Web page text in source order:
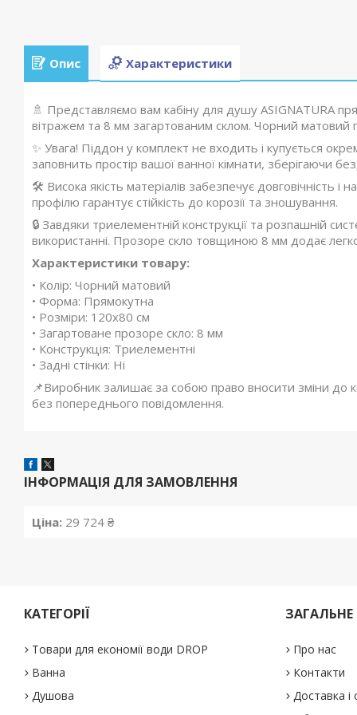
Опис Характеристики
🚿 Представляємо вам кабіну для душу ASIGNATURA
вітражем та 8 мм загартованим склом. Чорний матовий
✨ Увага! Піддон у комплект не входить і купується
заповнить простір вашої ванної кімнати, зберігаючи
🛠️ Висока якість матеріалів забезпечує довговічність і
профілю гарантує стійкість до корозії та зношування.
🔒 Завдяки триелементній конструкції та розпашній
використанні. Прозоре скло товщиною 8 мм додає
Характеристики товару:
• Колір: Чорний матовий
• Форма: Прямокутна
• Розміри: 120x80 см
• Загартоване прозоре скло: 8 мм
• Конструкція: Триелементні
• Задні стінки: Ні
📌Виробник залишає за собою право вносити зміни до
без попереднього повідомлення.
ІНФОРМАЦІЯ ДЛЯ ЗАМОВЛЕННЯ
Ціна: 29 724 ₴
КАТЕГОРІЇ
Товари для економії води DROP
Ванна
Душова
ЗАГАЛЬНЕ
Про нас
Контакти
Доставка і